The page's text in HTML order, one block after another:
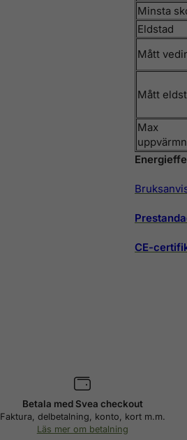
Minsta
Eldstad
Mått
Mått
Max
CE-
Betala med Svea checkout
Faktura, delbetalning, konto, kort m.m.
Läs mer om betalning